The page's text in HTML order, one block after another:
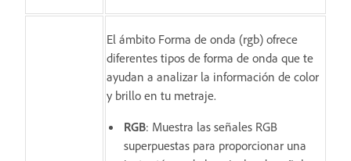
El ámbito Forma de onda (rgb) ofrece
diferentes tipos de forma de onda que te
ayudan a analizar la información de color
y brillo en tu metraje.
RGB: Muestra las señales RGB
superpuestas para proporcionar una